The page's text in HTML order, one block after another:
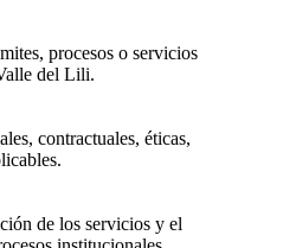
procesos o servicios
del Lili.
contractuales, éticas,
de los servicios y el